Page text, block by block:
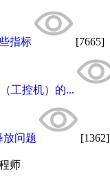
指标 [7665]
工控机）的...
放问题 [1362]
师